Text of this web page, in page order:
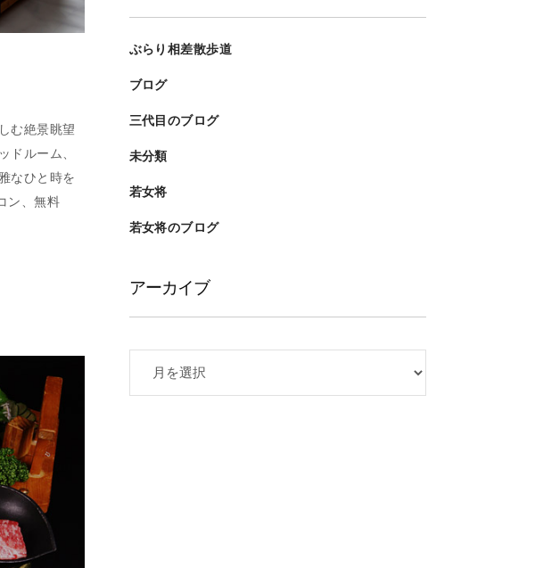
む絶景眺望
ドルーム、
なひと時を
ン、無料
ぶらり相差散歩道
ブログ
三代目のブログ
未分類
若女将
若女将のブログ
アーカイブ